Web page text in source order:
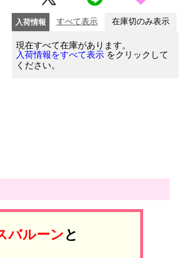
入荷情報 すべて表示 在庫切のみ表示
現在すべて在庫があります。
入荷情報をすべて表示 をクリックして
ください。
バルーンと